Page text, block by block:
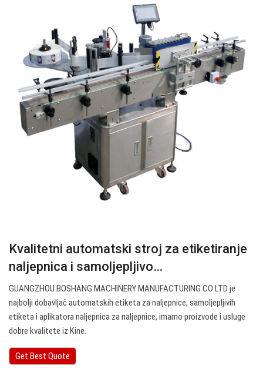
Kvalitetni automatski stroj za etiketiranje
naljepnica i samoljepljivo…
GUANGZHOU BOSHANG MACHINERY MANUFACTURING CO LTD je
najbolji dobavljač automatskih etiketa za naljepnice, samoljepljivih
etiketa i aplikatora naljepnica za naljepnice, imamo proizvode i usluge
dobre kvalitete iz Kine.
Get Best Quote